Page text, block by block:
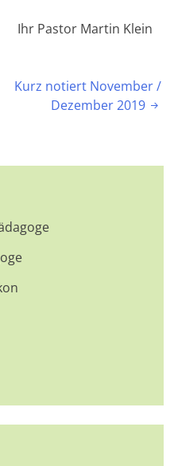
Ihr Pastor Martin Klein
Kurz notiert November /
Dezember 2019 